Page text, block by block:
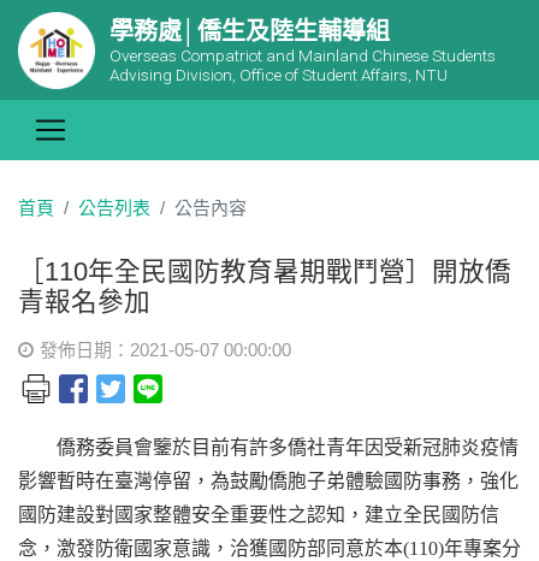
學務處│僑生及陸生輔導組
Overseas Compatriot and Mainland Chinese Students
Advising Division, Office of Student Affairs, NTU
首頁 公告列表 公告內容
［110年全民國防教育暑期戰鬥營］開放僑
青報名參加
發佈日期：2021-05-07 00:00:00
僑務委員會鑒於目前有許多僑社青年因受新冠肺炎疫情
影響暫時在臺灣停留，為鼓勵僑胞子弟體驗國防事務，強化
國防建設對國家整體安全重要性之認知，建立全民國防信
念，激發防衛國家意識，洽獲國防部同意於本(1 10)年專案分